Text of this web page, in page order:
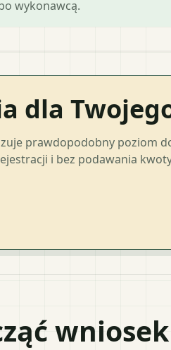
wykonawcą.
dla
prawdopodobny poziom
i bez podawania
wniosek